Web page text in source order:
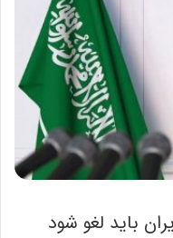
باید لغو شود